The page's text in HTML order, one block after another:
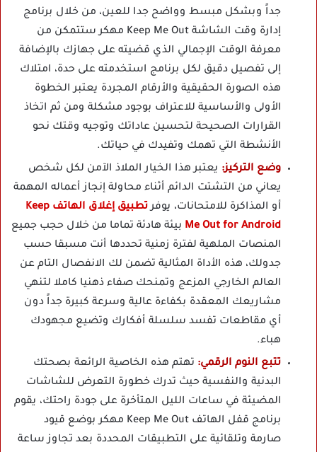
جداً وبشكل مبسط وواضح جدا للعين، من خلال برنامج
إدارة وقت الشاشة Keep Me Out مهكر ستتمكن من
معرفة الوقت الإجمالي الذي قضيته على جهازك بالإضافة
إلى تفصيل دقيق لكل برنامج استخدمته على حدة، امتلاك
هذه الصورة الحقيقية والأرقام المجردة يعتبر الخطوة
الأولى والأساسية للاعتراف بوجود مشكلة ومن ثم اتخاذ
القرارات الصحيحة لتحسين عاداتك وتوجيه وقتك نحو
الأنشطة التي تهمك وتفيدك في حياتك.
وضع التركيز: يعتبر هذا الخيار الملاذ الآمن لكل شخص
يعاني من التشتت الدائم أثناء محاولة إنجاز أعماله المهمة
أو المذاكرة للامتحانات، يوفر
تطبيق إغلاق الهاتف Keep
Me Out for Android بيئة هادئة تماما من خلال حجب جميع
المنصات الملهية لفترة زمنية تحددها أنت مسبقا حسب
جدولك، هذه الأداة المثالية تضمن لك الانفصال التام عن
العالم الخارجي المزعج وتمنحك صفاء ذهنيا كاملا لتنهي
مشاريعك المعقدة بكفاءة عالية وسرعة كبيرة جداً دون
أي مقاطعات تفسد سلسلة أفكارك وتضيع مجهودك
هباء.
تتبع النوم الرقمي: تهتم هذه الخاصية الرائعة بصحتك
البدنية والنفسية حيث تدرك خطورة التعرض للشاشات
المضيئة في ساعات الليل المتأخرة على جودة راحتك، يقوم
برنامج قفل الهاتف Keep Me Out مهكر بوضع قيود
صارمة وتلقائية على التطبيقات المحددة بعد تجاوز ساعة